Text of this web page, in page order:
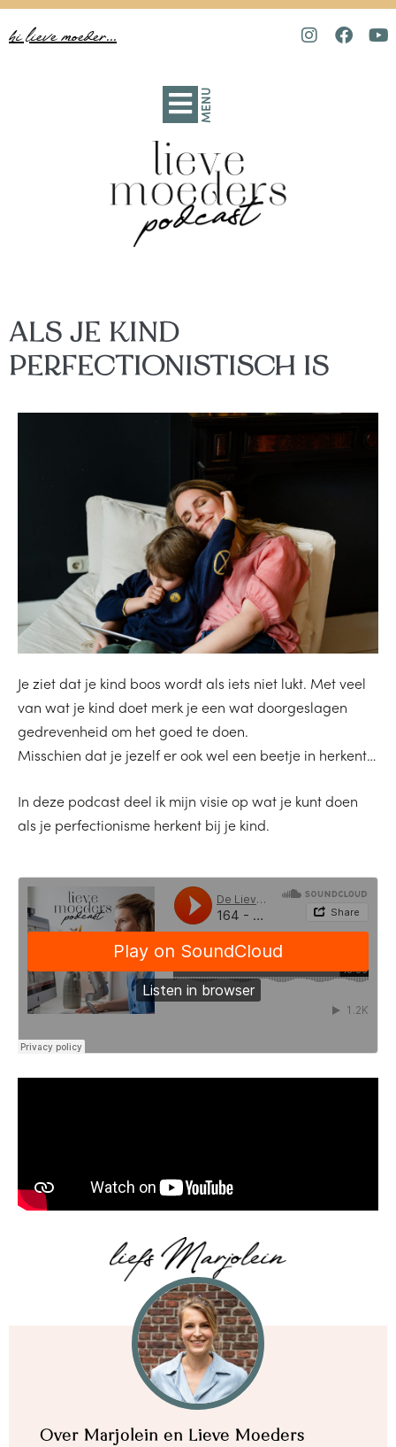
hi lieve moeder...
MENU
ALS JE KIND
PERFECTIONISTISCH IS
Je ziet dat je kind boos wordt als iets niet lukt. Met veel
van wat je kind doet merk je een wat doorgeslagen
gedrevenheid om het goed te doen.
Misschien dat je jezelf er ook wel een beetje in herkent…
In deze podcast deel ik mijn visie op wat je kunt doen
als je perfectionisme herkent bij je kind.
Over Marjolein en Lieve Moeders